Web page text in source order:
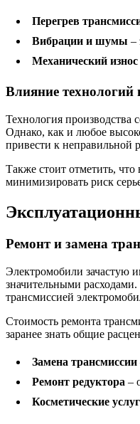
Перегрев
Вибрации и шумы –
Механический износ
Влияние технологий
Технология производства
Однако, как и любое
привести к неправильной
Также стоит отметить,
минимизировать риск
Ремонт и замена
Электромобили зачастую
значительными
трансмиссией
Стоимость ремонта
заранее знать общие
Замена трансмиссии
Ремонт редуктора –
Косметические